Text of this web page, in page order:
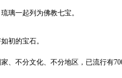
璃一起列为佛教七宝。
初的宝石。
、不分文化、不分地区，已流行有